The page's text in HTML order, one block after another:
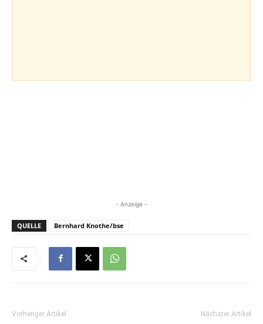
- Anzeige -
QUELLE Bernhard Knothe/bse
Vorheriger Artikel Nächster Artikel